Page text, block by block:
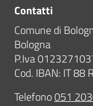
Contatti
Comune di
Bologna
P.Iva
Cod. IBAN: IT
Telefono051